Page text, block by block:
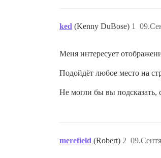
ked (Kenny DuBose) 1
Меня интересует
Подойдёт любое место на
Не могли бы вы подсказать,
merefield (Robert) 2